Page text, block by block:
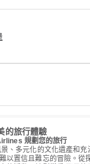
的旅行體驗
規劃您的旅行
、多元化的文化遺產和充
以置信且難忘的冒險。從